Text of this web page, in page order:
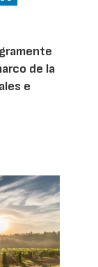
de la
e